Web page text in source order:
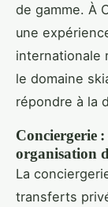
de gamme. À
une
internationale
le domaine
répondre à la
Conciergerie
organisation
La
transferts